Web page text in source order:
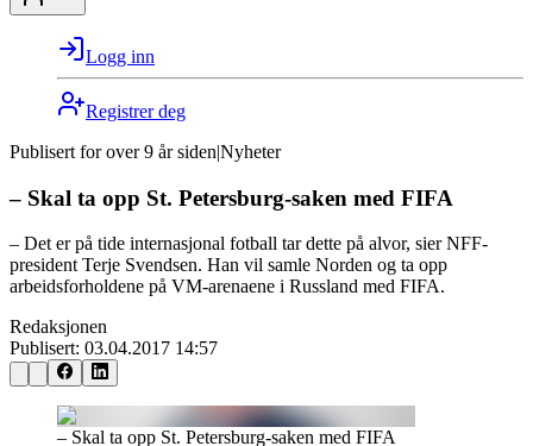
Logg inn
Registrer deg
Publisert for over 9 år siden|Nyheter
– Skal ta opp St. Petersburg-saken med FIFA
– Det er på tide internasjonal fotball tar dette på alvor, sier NFF-
president Terje Svendsen. Han vil samle Norden og ta opp
arbeidsforholdene på VM-arenaene i Russland med FIFA.
Redaksjonen
Publisert: 03.04.2017 14:57
– Skal ta opp St. Petersburg-saken med FIFA